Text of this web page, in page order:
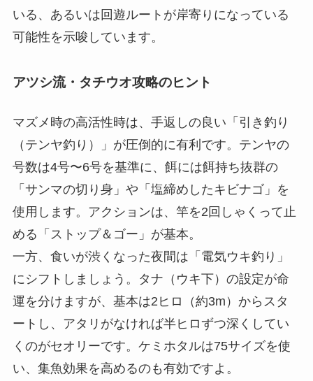
いる、あるいは回遊ルートが岸寄りになっている
可能性を示唆しています。
アツシ流・タチウオ攻略のヒント
マズメ時の高活性時は、手返しの良い「引き釣り
（テンヤ釣り）」が圧倒的に有利です。テンヤの
号数は4号〜6号を基準に、餌には餌持ち抜群の
「サンマの切り身」や「塩締めしたキビナゴ」を
使用します。アクションは、竿を2回しゃくって止
める「ストップ＆ゴー」が基本。
一方、食いが渋くなった夜間は「電気ウキ釣り」
にシフトしましょう。タナ（ウキ下）の設定が命
運を分けますが、基本は2ヒロ（約3m）からスタ
ートし、アタリがなければ半ヒロずつ深くしてい
くのがセオリーです。ケミホタルは75サイズを使
い、集魚効果を高めるのも有効ですよ。